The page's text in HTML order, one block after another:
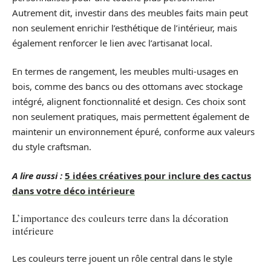
Autrement dit, investir dans des meubles faits main peut
non seulement enrichir l’esthétique de l’intérieur, mais
également renforcer le lien avec l’artisanat local.
En termes de rangement, les meubles multi-usages en
bois, comme des bancs ou des ottomans avec stockage
intégré, alignent fonctionnalité et design. Ces choix sont
non seulement pratiques, mais permettent également de
maintenir un environnement épuré, conforme aux valeurs
du style craftsman.
A lire aussi : 5 idées créatives pour inclure des cactus
dans votre déco intérieure
L’importance des couleurs terre dans la décoration
intérieure
Les couleurs terre jouent un rôle central dans le style